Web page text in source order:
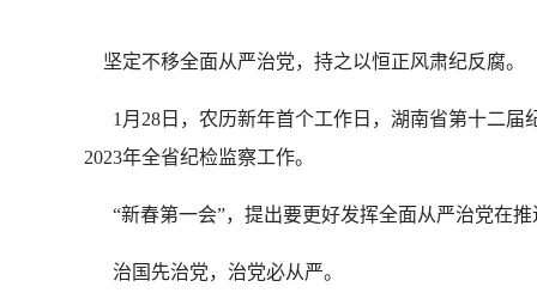
坚定不移全面从严治党，持之以恒正风肃纪反腐。
1月28日，农历新年首个工作日，湖南省第十二届
2023年全省纪检监察工作。
“新春第一会”，提出要更好发挥全面从严治党在
治国先治党，治党必从严。